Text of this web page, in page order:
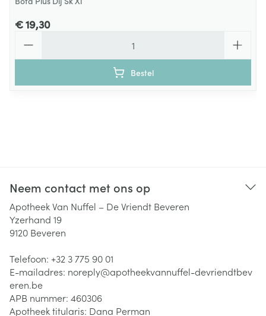
€ 19,30
Bestel
Neem contact met ons op
Apotheek Van Nuffel – De Vriendt Beveren
Yzerhand 19
9120 Beveren
Telefoon: +32 3 775 90 01
E-mailadres: noreply@apotheekvannuffel-devriendtbev
eren.be
APB nummer: 460306
Apotheek titularis: Dana Perman